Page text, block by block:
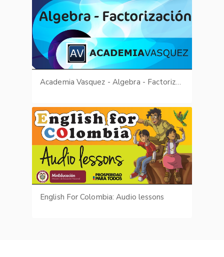
Academia Vasquez - Algebra - Factorización
English For Colombia: Audio lessons